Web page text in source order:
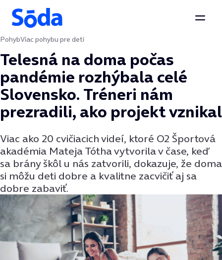
Preskočiť na obsah
PohybViac pohybu pre deti
Telesná na doma počas
pandémie rozhýbala celé
Slovensko. Tréneri nám
prezradili, ako projekt vznikal
Viac ako 20 cvičiacich videí, ktoré O2 Športová
akadémia Mateja Tótha vytvorila v čase, keď
sa brány škôl u nás zatvorili, dokazuje, že doma
si môžu deti dobre a kvalitne zacvičiť aj sa
dobre zabaviť.